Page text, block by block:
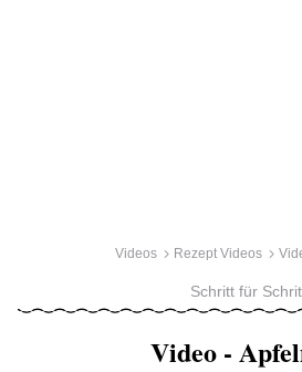
Videos Rezept Videos
Schritt für
Video -